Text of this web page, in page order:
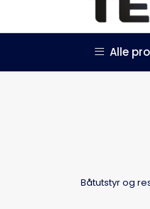
Alle
Båtutstyr og